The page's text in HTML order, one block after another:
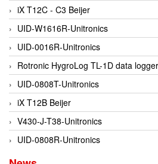
Fortress
Fossil Power Systems
FPZ
Francia Srl Vietnam
Francis Vietnam
FRANKE
Freezemod
Fritsch Vietnam
iX T12C - C3 Beijer
UID-W1616R-Unitronics
UID-0016R-Unitronics
Rotronic HygroLog TL-1D data
UID-0808T-Unitronics
iX T12B Beijer
V430-J-T38-Unitronics
UID-0808R-Unitronics